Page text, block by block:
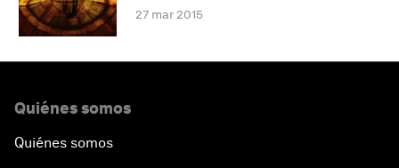
27 mar 2015
Quiénes somos
Quiénes somos